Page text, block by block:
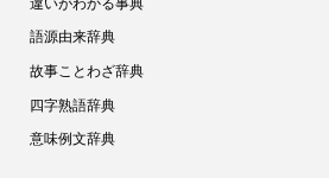
語源由来辞典
故事ことわざ辞典
四字熟語辞典
意味例文辞典